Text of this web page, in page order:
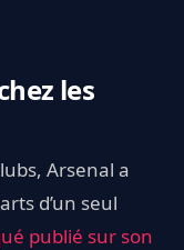
les
Arsenal a
d’un seul
publié sur son